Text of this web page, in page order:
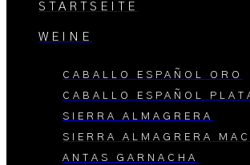
STARTSEITE
WEINE
CABALLO ESPAÑOL ORO
CABALLO ESPAÑOL
SIERRA ALMAGRERA
SIERRA ALMAGRERA
ANTAS GARNACHA